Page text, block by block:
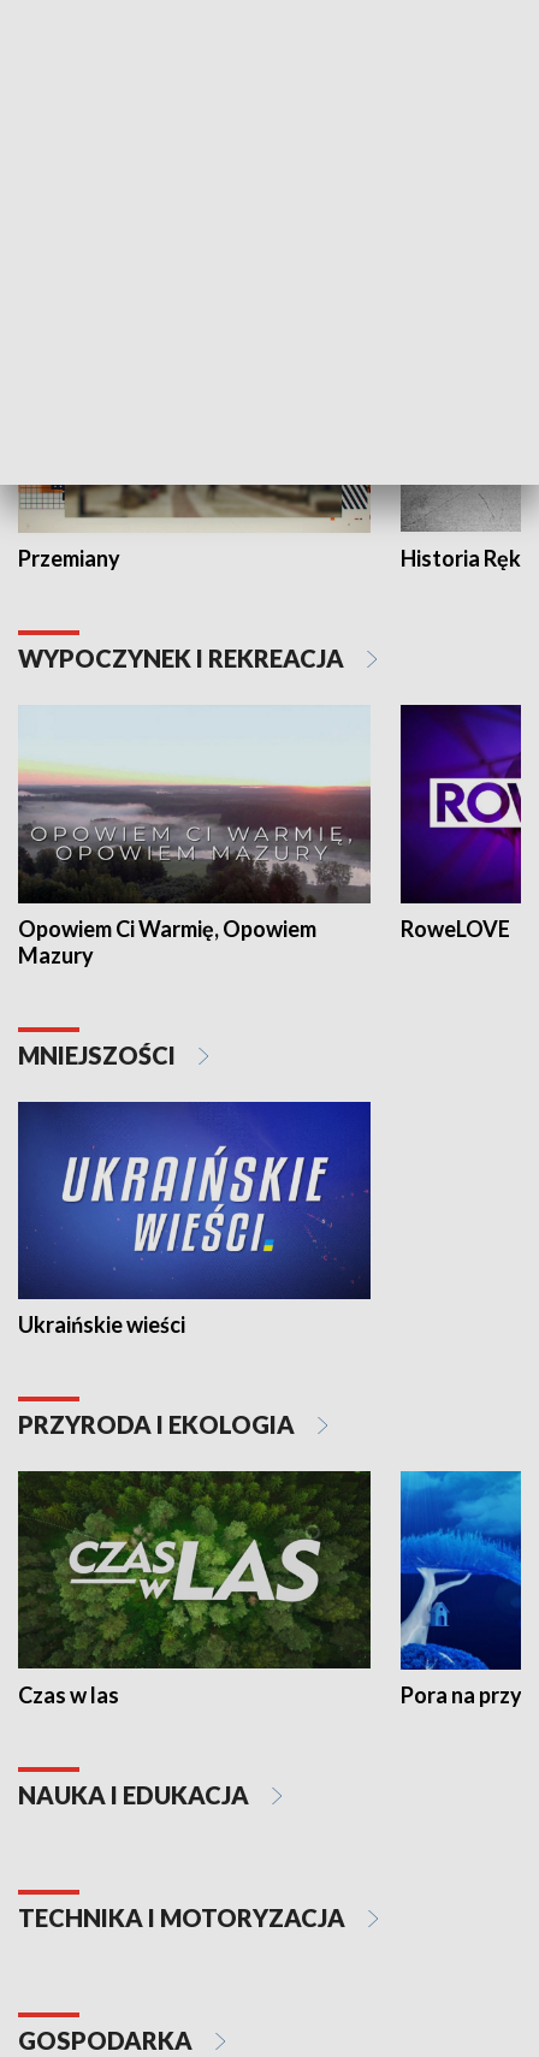
Przemiany Historia Ręką
WYPOCZYNEK I REKREACJA
Opowiem Ci Warmię, Opowiem
Mazury
RoweLOVE
MNIEJSZOŚCI
Ukraińskie wieści
PRZYRODA I EKOLOGIA
Czas w las Pora na
NAUKA I EDUKACJA
TECHNIKA I MOTORYZACJA
GOSPODARKA